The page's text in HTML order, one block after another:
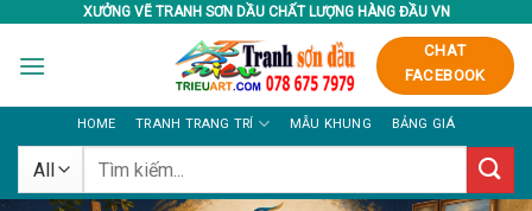
content
XƯỞNG VẼ TRANH SƠN DẦU CHẤT LƯỢNG HÀNG ĐẦU VN
CHAT
FACEBOOK
HOME TRANH TRANG TRÍ MẪU KHUNG BẢNG GIÁ
Tìm